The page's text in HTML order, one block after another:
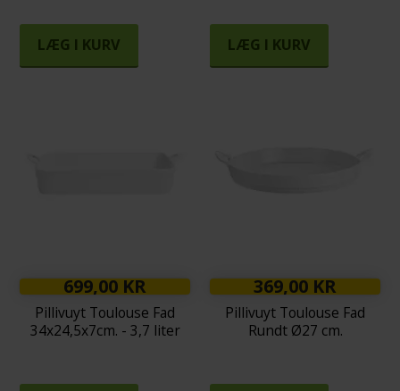
LÆG I KURV LÆG I KURV
699,00 KR
Pillivuyt Toulouse Fad
34x24,5x7cm. - 3,7 liter
369,00 KR
Pillivuyt Toulouse Fad
Rundt Ø27 cm.